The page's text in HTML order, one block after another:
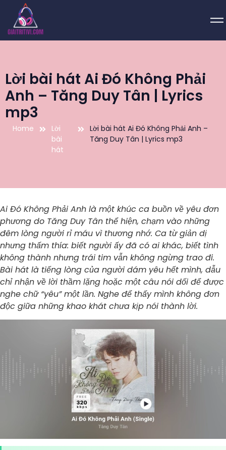
Lời bài hát Ai Đó Không Phải
Anh – Tăng Duy Tân | Lyrics
mp3
Home
Lời
bài
hát
Lời bài hát Ai Đó Không Phải Anh –
Tăng Duy Tân | Lyrics mp3
Ai Đó Không Phải Anh là một khúc ca buồn về yêu đơn
phương do Tăng Duy Tân thể hiện, chạm vào những
đêm lòng người rỉ máu vì thương nhớ. Ca từ giản dị
nhưng thấm thía: biết người ấy đã có ai khác, biết tình
không thành nhưng trái tim vẫn không ngừng trao đi.
Bài hát là tiếng lòng của người dám yêu hết mình, dẫu
chỉ nhận về lời thầm lặng hoặc một câu nói dối để được
nghe chữ “yêu” một lần. Nghe để thấy mình không đơn
độc giữa những khao khát chưa kịp nói thành lời.